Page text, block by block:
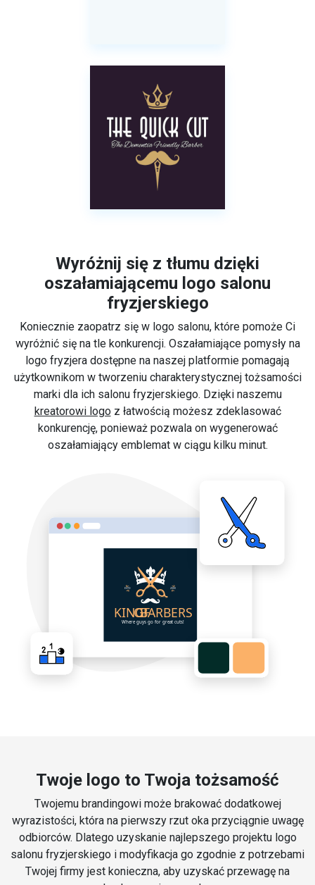
Wyróżnij się z tłumu dzięki
oszałamiającemu logo salonu
fryzjerskiego
Koniecznie zaopatrz się w logo salonu, które pomoże Ci
wyróżnić się na tle konkurencji. Oszałamiające pomysły na
logo fryzjera dostępne na naszej platformie pomagają
użytkownikom w tworzeniu charakterystycznej tożsamości
marki dla ich salonu fryzjerskiego. Dzięki naszemu
kreatorowi logoz łatwością możesz zdeklasować
konkurencję, ponieważ pozwala on wygenerować
oszałamiający emblemat w ciągu kilku minut.
Twoje logo to Twoja tożsamość
Twojemu brandingowi może brakować dodatkowej
wyrazistości, która na pierwszy rzut oka przyciągnie uwagę
odbiorców. Dlatego uzyskanie najlepszego projektu logo
salonu fryzjerskiego i modyfikacja go zgodnie z potrzebami
Twojej firmy jest konieczna, aby uzyskać przewagę na